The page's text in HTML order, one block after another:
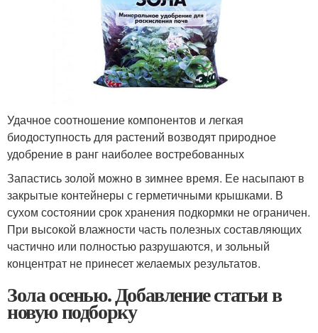
Удачное соотношение компонентов и легкая
биодоступность для растений возводят природное
удобрение в ранг наиболее востребованных
Запастись золой можно в зимнее время. Ее насыпают в
закрытые контейнеры с герметичными крышками. В
сухом состоянии срок хранения подкормки не ограничен.
При высокой влажности часть полезных составляющих
частично или полностью разрушаются, и зольный
концентрат не принесет желаемых результатов.
Зола осенью. Добавление статьи в
новую подборку